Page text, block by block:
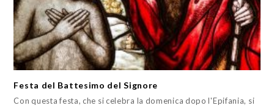
Festa del Battesimo del Signore
Con questa festa, che si celebra la domenica dopo l'Epifania, si